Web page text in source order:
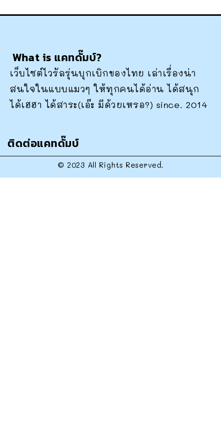
What is แคทดั๊มบ์?
เว็บไซต์ไวรัลรุ่นบุกเบิกของไทย เล่าเรื่องน่า
สนใจในแบบแมวๆ ให้ทุกคนได้อ่าน ได้สนุก
ได้เฮฮา ได้สาระ(เอ๊ะ มีด้วยเหรอ?) since. 2014
ติดต่อแคทดั๊มบ์
© 2023 All Rights Reserved.